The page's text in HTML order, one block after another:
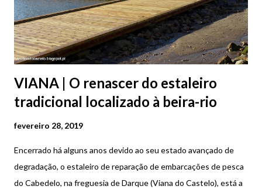
VIANA | O renascer do estaleiro
tradicional localizado à beira-rio
fevereiro 28, 2019
Encerrado há alguns anos devido ao seu estado avançado de
degradação, o estaleiro de reparação de embarcações de pesca
do Cabedelo, na freguesia de Darque (Viana do Castelo), está a